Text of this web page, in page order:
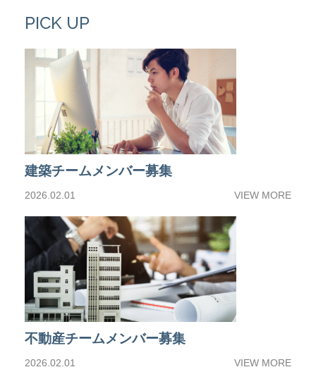
PICK UP
建築チームメンバー募集
2026.02.01 VIEW MORE
不動産チームメンバー募集
2026.02.01 VIEW MORE